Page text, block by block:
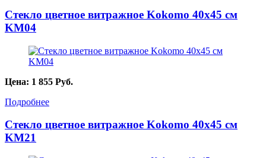
Стекло цветное витражное Kokomo 40х45 см
KМ04
Цена: 1 855 Руб.
Подробнее
Стекло цветное витражное Kokomo 40х45 см
KМ21